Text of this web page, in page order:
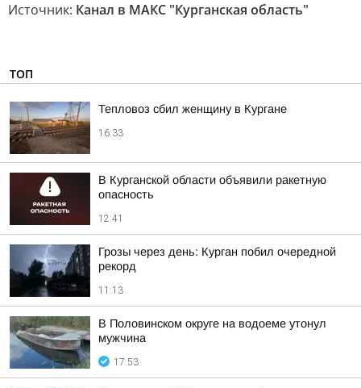
Источник: Канал в МАКС "Курганская область"
ТОП
Тепловоз сбил женщину в Кургане
16:33
В Курганской области объявили ракетную
опасность
12:41
Грозы через день: Курган побил очередной
рекорд
11:13
В Половинском округе на водоеме утонул
мужчина
17:53